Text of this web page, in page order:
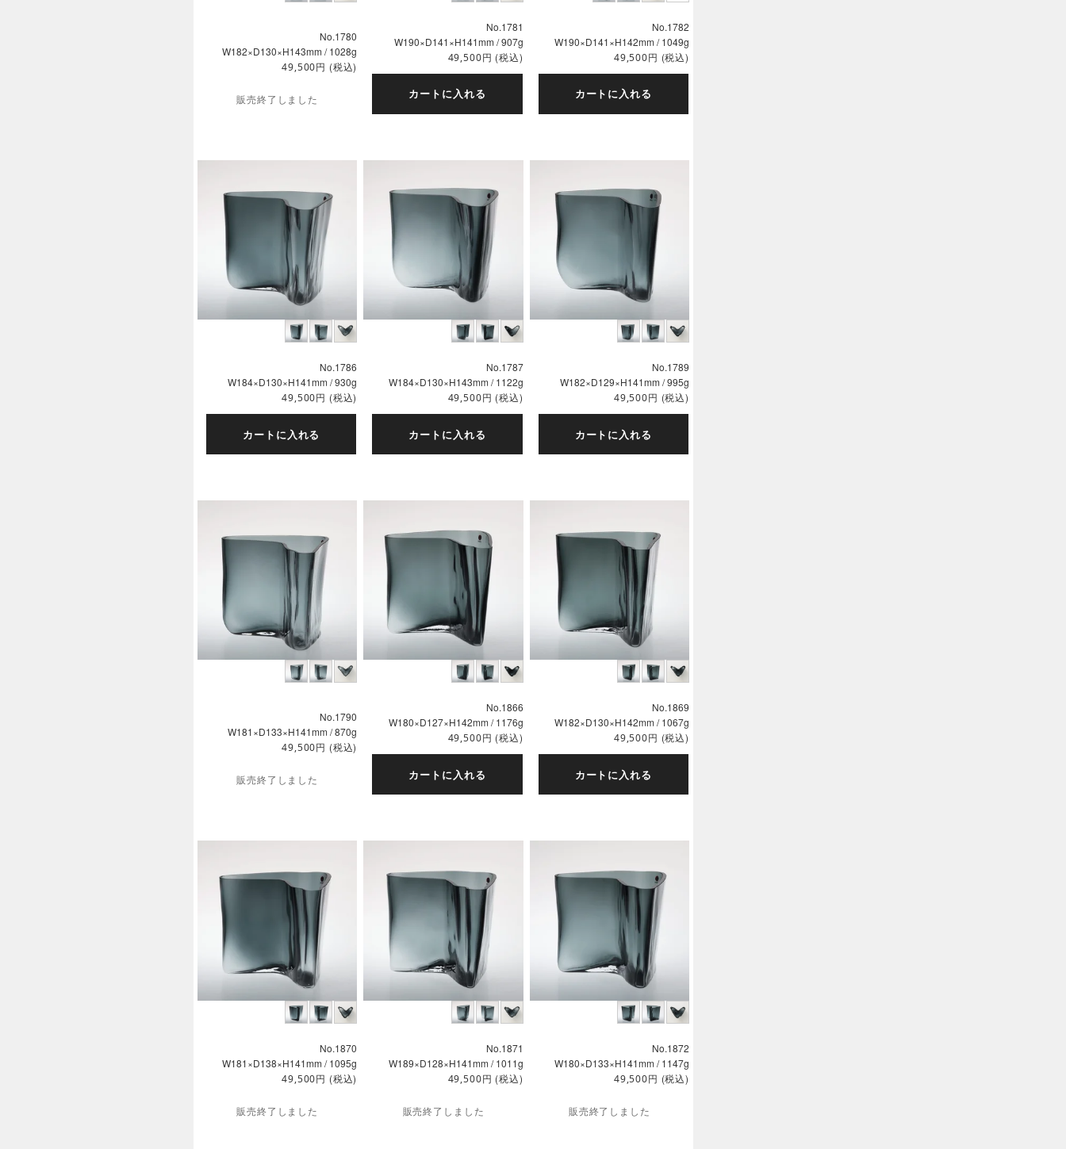
No.1780
W182×D130×H143mm / 1028g
49,500円 (税込)
販売終了しました
No.1781
W190×D141×H141mm / 907g
49,500円 (税込)
カートに入れる
No.1782
W190×D141×H142mm / 1049g
49,500円 (税込)
カートに入れる
No.1786
W184×D130×H141mm / 930g
49,500円 (税込)
カートに入れる
No.1787
W184×D130×H143mm / 1122g
49,500円 (税込)
カートに入れる
No.1789
W182×D129×H141mm / 995g
49,500円 (税込)
カートに入れる
No.1790
W181×D133×H141mm / 870g
49,500円 (税込)
販売終了しました
No.1866
W180×D127×H142mm / 1176g
49,500円 (税込)
カートに入れる
No.1869
W182×D130×H142mm / 1067g
49,500円 (税込)
カートに入れる
No.1870
W181×D138×H141mm / 1095g
49,500円 (税込)
販売終了しました
No.1871
W189×D128×H141mm / 1011g
49,500円 (税込)
販売終了しました
No.1872
W180×D133×H141mm / 1147g
49,500円 (税込)
販売終了しました